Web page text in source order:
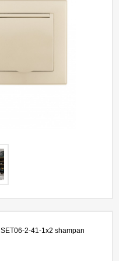
SET06-2-41-1x2 shampan